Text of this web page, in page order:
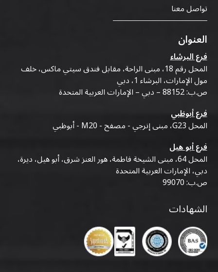
تواصل معنا
العنوان
فرع البرشاء
المحل رقم 18، مبنى الراحة، مقابل فندق سيتي ماكس، خلف
مول الإمارات، البرشاء 1، دبي
ص.ب: 88152 – دبي – الإمارات العربية المتحدة
فرع أبوظبي
المحل G23، مبنى إنرجي - مصفح - M20 - أبوظبي
فرع أبو هيل
المحل 64، مبنى الشيخة فاطمة، هور العنز شرق، أبو هيل، ديرة،
دبي، الإمارات العربية المتحدة
ص.ب: 99070
الشهادات